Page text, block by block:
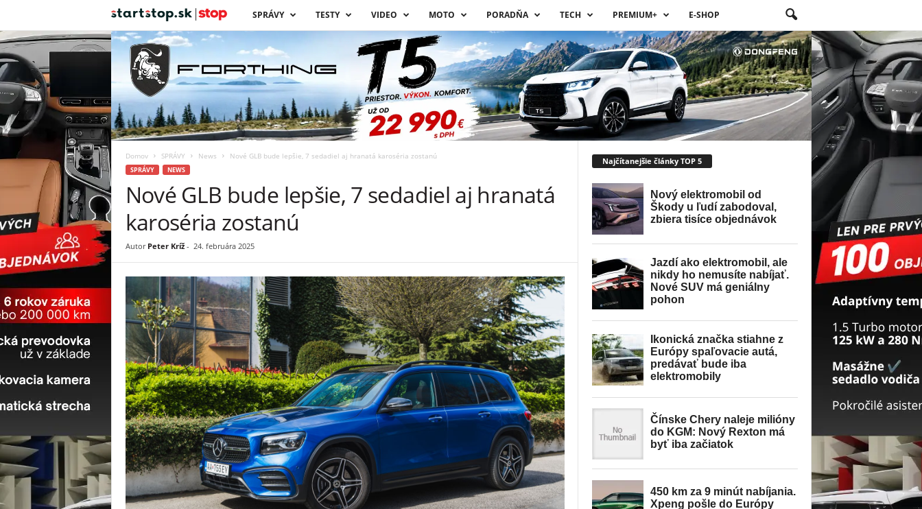
a
r
t
o
SPRÁVY TESTY VIDEO MOTO PORADŇA TECH PREMIUM+ E-SHOP
Domov SPRÁVY News Nové GLB bude lepšie, 7 sedadiel aj hranatá karoséria zostanú
SPRÁVY NEWS
Nové GLB bude lepšie, 7 sedadiel aj hranatá
karoséria zostanú
Autor Peter Kríž- 24. februára 2025
Najčítanejšie články TOP 5